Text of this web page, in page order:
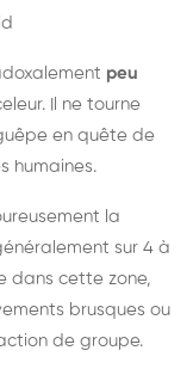
peu
Il ne tourne
en quête de
humaines.
la
sur 4 à
dans cette zone,
brusques ou
de groupe.